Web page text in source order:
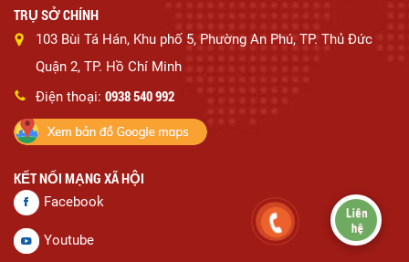
TRỤ SỞ CHÍNH
103 Bùi Tá Hán, Khu phố 5, Phường An Phú, TP. Thủ Đức
Quận 2, TP. Hồ Chí Minh
Điện thoại: 0938 540 992
KẾT NỐI MẠNG XÃ HỘI
Facebook
Youtube